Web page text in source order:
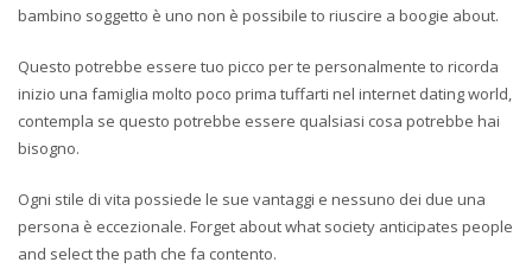
bambino soggetto è uno non è possibile to riuscire a boogie about.
Questo potrebbe essere tuo picco per te personalmente to ricorda
inizio una famiglia molto poco prima tuffarti nel internet dating world,
contempla se questo potrebbe essere qualsiasi cosa potrebbe hai
bisogno.
Ogni stile di vita possiede le sue vantaggi e nessuno dei due una
persona è eccezionale. Forget about what society anticipates people
and select the path che fa contento.